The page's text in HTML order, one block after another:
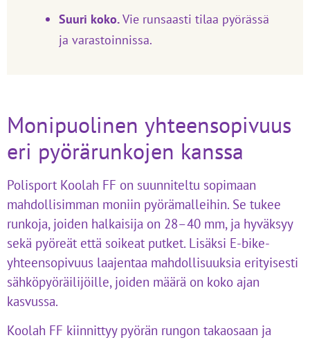
Suuri koko.Vie runsaasti tilaa pyörässä
ja varastoinnissa.
Monipuolinen yhteensopivuus
eri pyörärunkojen kanssa
Polisport Koolah FF on suunniteltu sopimaan
mahdollisimman moniin pyörämalleihin. Se tukee
runkoja, joiden halkaisija on 28–40 mm, ja hyväksyy
sekä pyöreät että soikeat putket. Lisäksi E-bike-
yhteensopivuus laajentaa mahdollisuuksia erityisesti
sähköpyöräilijöille, joiden määrä on koko ajan
kasvussa.
Koolah FF kiinnittyy pyörän rungon takaosaan ja